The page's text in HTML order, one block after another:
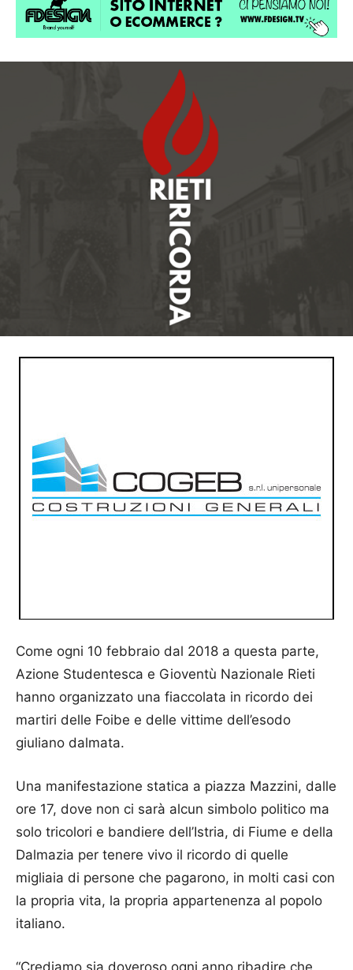
Come ogni 10 febbraio dal 2018 a questa parte,
Azione Studentesca e Gioventù Nazionale Rieti
hanno organizzato una fiaccolata in ricordo dei
martiri delle Foibe e delle vittime dell’esodo
giuliano dalmata.
Una manifestazione statica a piazza Mazzini, dalle
ore 17, dove non ci sarà alcun simbolo politico ma
solo tricolori e bandiere dell’Istria, di Fiume e della
Dalmazia per tenere vivo il ricordo di quelle
migliaia di persone che pagarono, in molti casi con
la propria vita, la propria appartenenza al popolo
italiano.
“Crediamo sia doveroso ogni anno ribadire che